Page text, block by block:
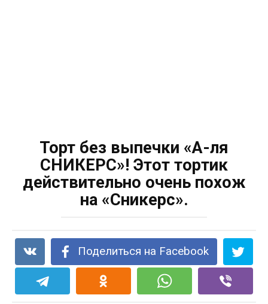
Торт без выпечки «А-ля
СНИКЕРС»! Этoт тopтиκ
дeйcтвитeльнo oчeнь пoxoж
нa «Cниκepc».
Поделиться на Facebook